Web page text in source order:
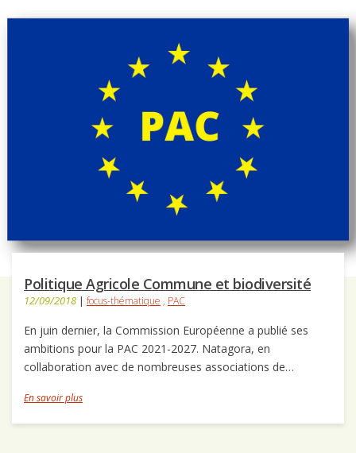
Politique Agricole Commune et biodiversité
12/09/2018 | focus-thématique , PAC
En juin dernier, la Commission Européenne a publié ses
ambitions pour la PAC 2021-2027. Natagora, en
collaboration avec de nombreuses associations de…
En savoir plus